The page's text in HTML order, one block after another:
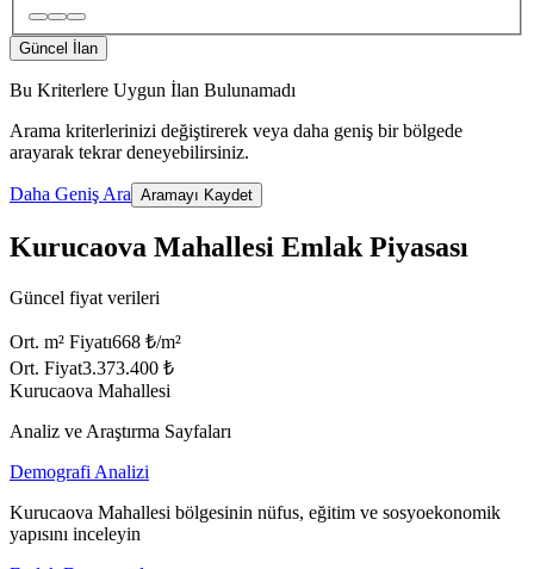
Güncel İlan
Bu Kriterlere Uygun İlan Bulunamadı
Arama kriterlerinizi değiştirerek veya daha geniş bir bölgede
arayarak tekrar deneyebilirsiniz.
Daha Geniş Ara Aramayı Kaydet
Kurucaova Mahallesi Emlak Piyasası
Güncel fiyat verileri
Ort. m² Fiyatı668 ₺/m²
Ort. Fiyat3.373.400 ₺
Kurucaova Mahallesi
Analiz ve Araştırma Sayfaları
Demografi Analizi
Kurucaova Mahallesi bölgesinin nüfus, eğitim ve sosyoekonomik
yapısını inceleyin